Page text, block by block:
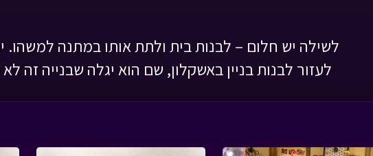
לשילה יש חלום – לבנות בית ולתת אותו במתנה למשהו.
לעזור לבנות בניין באשקלון, שם הוא יגלה שבנייה זה